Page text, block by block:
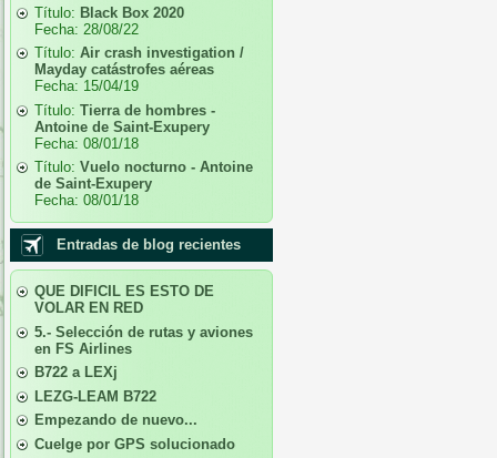
Título: Black Box 2020
Fecha: 28/08/22
Título: Air crash investigation /
Mayday catástrofes aéreas
Fecha: 15/04/19
Título: Tierra de hombres -
Antoine de Saint-Exupery
Fecha: 08/01/18
Título: Vuelo nocturno - Antoine
de Saint-Exupery
Fecha: 08/01/18
Entradas de blog recientes
QUE DIFICIL ES ESTO DE
VOLAR EN RED
5.- Selección de rutas y aviones
en FS Airlines
B722 a LEXj
LEZG-LEAM B722
Empezando de nuevo...
Cuelge por GPS solucionado